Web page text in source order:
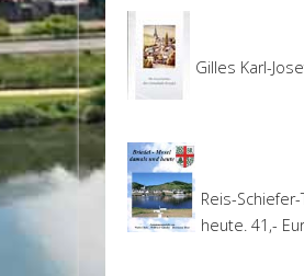
Gilles Karl-
Reis-
heute. 41,-